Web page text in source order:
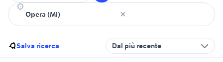
Salva ricerca Dal più recente